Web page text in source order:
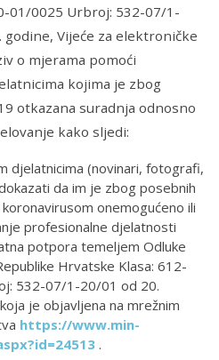
01/0025 Urbroj: 532-07/1-
godine, Vijeće za elektroničke
o mjerama pomoći
kojima je zbog
otkazana suradnja odnosno
kako sljedi:
djelatnicima (novinari, fotografi,
da im je zbog posebnih
onemogućeno ili
profesionalne djelatnosti
potpora temeljem Odluke
Hrvatske Klasa: 612-
532-07/1-20/01 od 20.
je objavljena na mrežnim
https://www.min-
.